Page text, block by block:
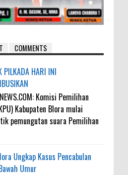
COMMENTS
PILKADA HARI INI
Komisi Pemilihan
Kabupaten Blora mulai
pemungutan suara Pemilihan
Ungkap Kasus Pencabulan
Umur